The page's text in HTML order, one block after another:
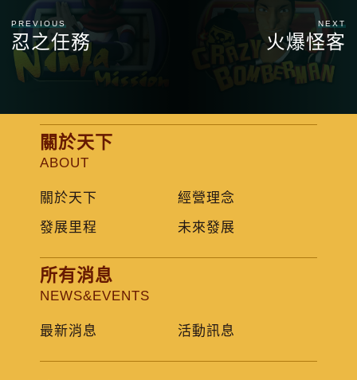
PREVIOUS
忍之任務
NEXT
火爆怪客
關於天下
ABOUT
關於天下
經營理念
發展里程
未來發展
所有消息
NEWS&EVENTS
最新消息 活動訊息